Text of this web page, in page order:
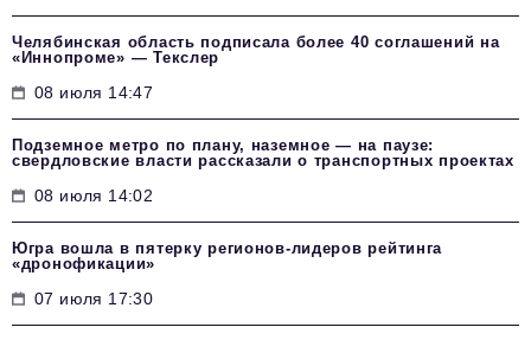
Челябинская область подписала более 40 соглашений на
«Иннопроме» — Текслер
08 июля 14:47
Подземное метро по плану, наземное — на паузе:
свердловские власти рассказали о транспортных проектах
08 июля 14:02
Югра вошла в пятерку регионов-лидеров рейтинга
«дронофикации»
07 июля 17:30